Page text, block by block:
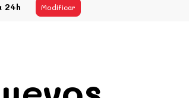
24h Modificar